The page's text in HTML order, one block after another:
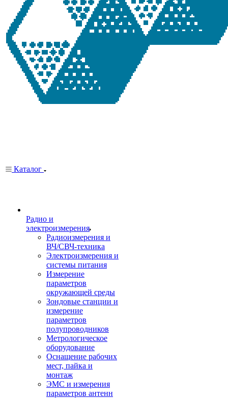
Каталог
Радио и
электроизмерения
Радиоизмерения и
ВЧ/СВЧ-техника
Электроизмерения и
системы питания
Измерение
параметров
окружающей среды
Зондовые станции и
измерение
параметров
полупроводников
Метрологическое
оборудование
Оснащение рабочих
мест, пайка и
монтаж
ЭМС и измерения
параметров антенн